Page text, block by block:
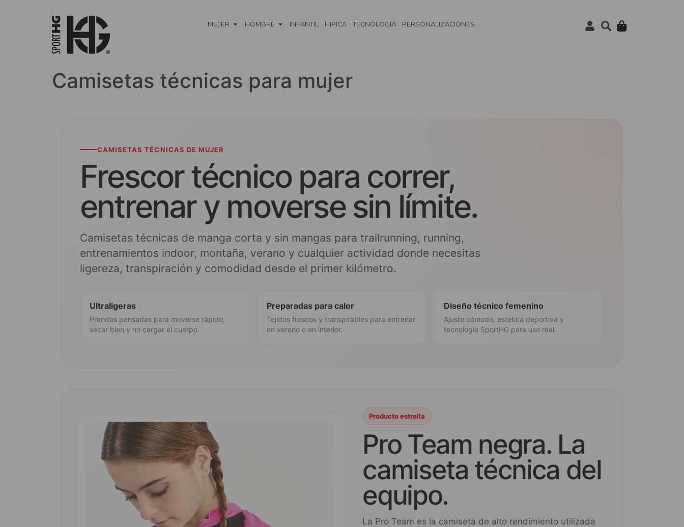
MUJER HOMBRE INFANTIL HIPICA TECNOLOGÍA PERSONALIZACIONES
Camisetas técnicas para mujer
CAMISETAS TÉCNICAS DE MUJER
Frescor técnico para correr,
entrenar y moverse sin límite.
Camisetas técnicas de manga corta y sin mangas para trailrunning, running,
entrenamientos indoor, montaña, verano y cualquier actividad donde necesitas
ligereza, transpiración y comodidad desde el primer kilómetro.
Ultraligeras
Prendas pensadas para moverse rápido,
secar bien y no cargar el cuerpo.
Preparadas para calor
Tejidos frescos y transpirables para entrenar
en verano o en interior.
Diseño técnico femenino
Ajuste cómodo, estética deportiva y
tecnología SportHG para uso real.
Producto estrella
Pro Team negra. La
camiseta técnica del
equipo.
La Pro Team es la camiseta de alto rendimiento utilizada